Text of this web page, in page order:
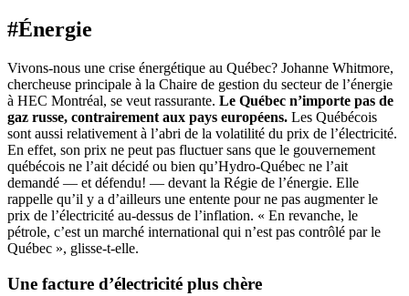
#Énergie
Vivons-nous une crise énergétique au Québec? Johanne Whitmore,
chercheuse principale à la Chaire de gestion du secteur de l’énergie
à HEC Montréal, se veut rassurante. Le Québec n’importe pas de
gaz russe, contrairement aux pays européens. Les Québécois
sont aussi relativement à l’abri de la volatilité du prix de l’électricité.
En effet, son prix ne peut pas fluctuer sans que le gouvernement
québécois ne l’ait décidé ou bien qu’Hydro-Québec ne l’ait
demandé — et défendu! — devant la Régie de l’énergie. Elle
rappelle qu’il y a d’ailleurs une entente pour ne pas augmenter le
prix de l’électricité au-dessus de l’inflation. « En revanche, le
pétrole, c’est un marché international qui n’est pas contrôlé par le
Québec », glisse-t-elle.
Une facture d’électricité plus chère